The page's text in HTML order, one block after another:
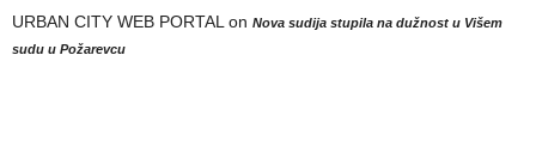
URBAN CITY WEB PORTALon Nova sudija stupila na dužnost u Višem
sudu u Požarevcu